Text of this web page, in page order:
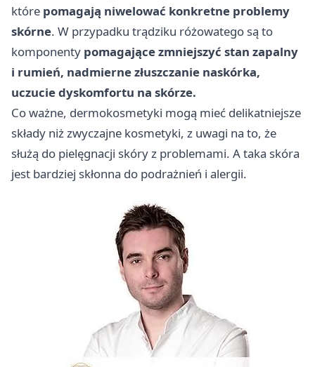
które pomagają niwelować konkretne problemy
skórne. W przypadku trądziku różowatego są to
komponenty pomagające zmniejszyć stan zapalny
i rumień, nadmierne złuszczanie naskórka,
uczucie dyskomfortu na skórze.
Co ważne, dermokosmetyki mogą mieć delikatniejsze
składy niż zwyczajne kosmetyki, z uwagi na to, że
służą do pielęgnacji skóry z problemami. A taka skóra
jest bardziej skłonna do podrażnień i alergii.